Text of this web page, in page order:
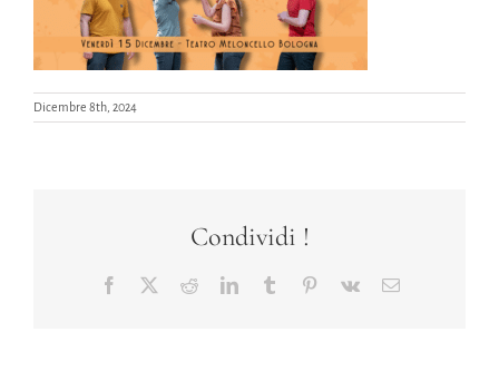
Dicembre 8th, 2024
Condividi !
Facebook RedditLinkedInTumblr Pinterest
Vk Email